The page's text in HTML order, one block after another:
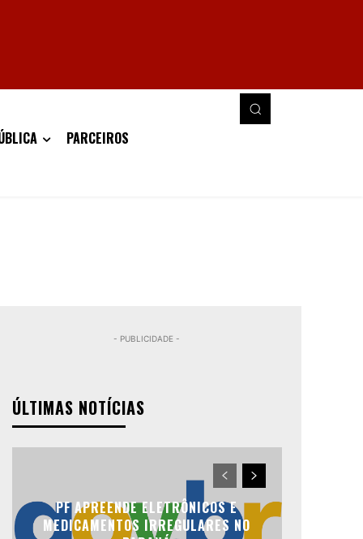
PARCEIROS
- PUBLICIDADE -
ÚLTIMAS NOTÍCIAS
PF APREENDE ELETRÔNICOS E
MEDICAMENTOS IRREGULARES NO